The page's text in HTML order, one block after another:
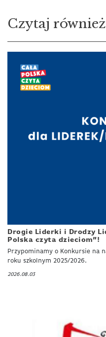
Czytaj również
Drogie Liderki i Drodzy
Polska czyta dzieciom”!
Przypominamy o Konkursie na
roku szkolnym 2025/2026.
2026.08.03